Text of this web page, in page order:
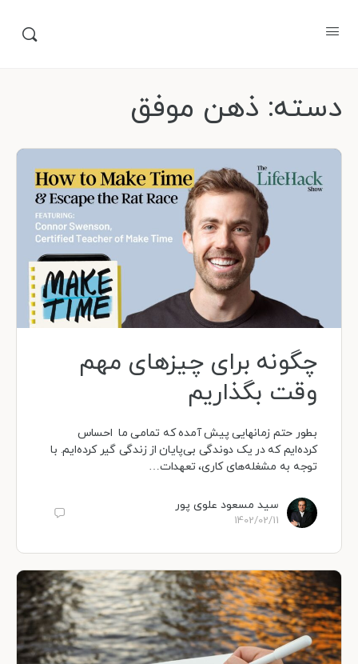
دسته: ذهن موفق
چگونه برای چیزهای مهم
وقت بگذاریم
بطور حتم زمانهایی پیش آمده که تمامی ما احساس
کرده‌ایم که در یک دوندگی بی‌پایان از زندگی گیر کرده‌ایم. با
توجه به مشغله‌های کاری، تعهدات…
سید مسعود علوی پور
1402/02/11